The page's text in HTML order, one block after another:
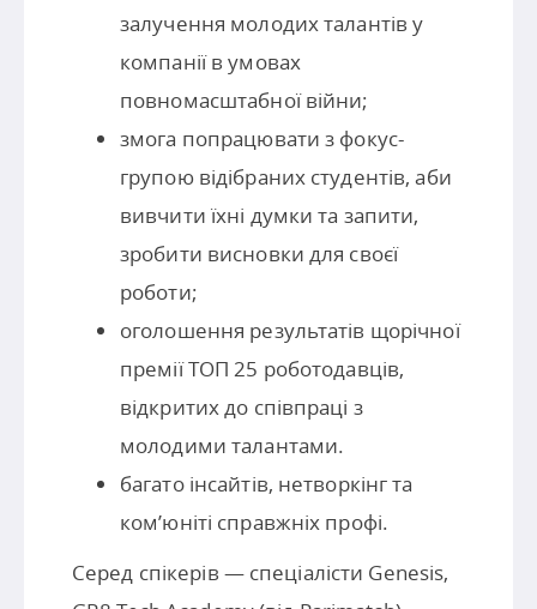
залучення молодих талантів у
компанії в умовах
повномасштабної війни;
змога попрацювати з фокус-
групою відібраних студентів, аби
вивчити їхні думки та запити,
зробити висновки для своєї
роботи;
оголошення результатів щорічної
премії ТОП 25 роботодавців,
відкритих до співпраці з
молодими талантами.
багато інсайтів, нетворкінг та
ком’юніті справжніх профі.
Серед спікерів — спеціалісти Genesis,